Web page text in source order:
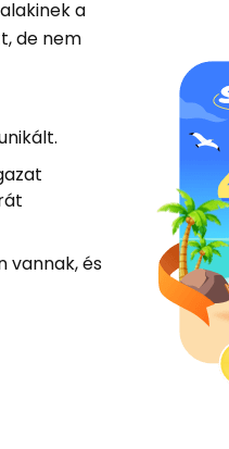
a
de nem
vannak, és